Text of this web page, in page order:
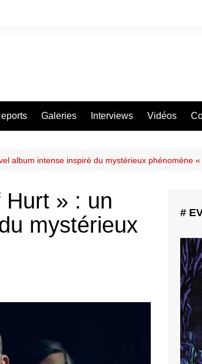
Galeries Interviews Vidéos
album intense inspiré du mystérieux phénomène
Hurt » : un
mystérieux
#